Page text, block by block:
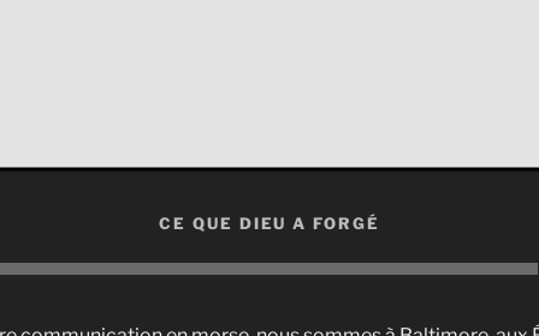
CE QUE DIEU A FORGÉ